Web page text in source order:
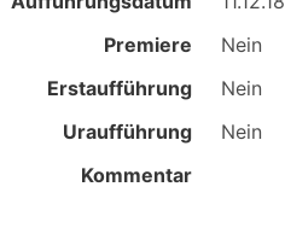
Premiere
Nein
Erstaufführung
Nein
Uraufführung
Nein
Kommentar